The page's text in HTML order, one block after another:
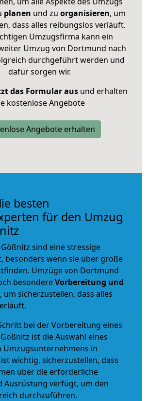
planen und zu organisieren, um
dass alles reibungslos verläuft.
Umzugsfirma kann ein
Umzug von Dortmund nach
durchgeführt werden und
dafür sorgen wir.
das Formular ausund erhalten
kostenlose Angebote
Angebote erhalten
besten
für den Umzug
sind eine stressige
besonders wenn sie über große
Umzüge von Dortmund
besondereVorbereitung und
, um sicherzustellen, dass alles
bei der Vorbereitung eines
ist die Auswahl eines
Umzugsunternehmens in
wichtig, sicherzustellen, dass
über die erforderliche
Ausrüstung verfügt, um den
durchzuführen.